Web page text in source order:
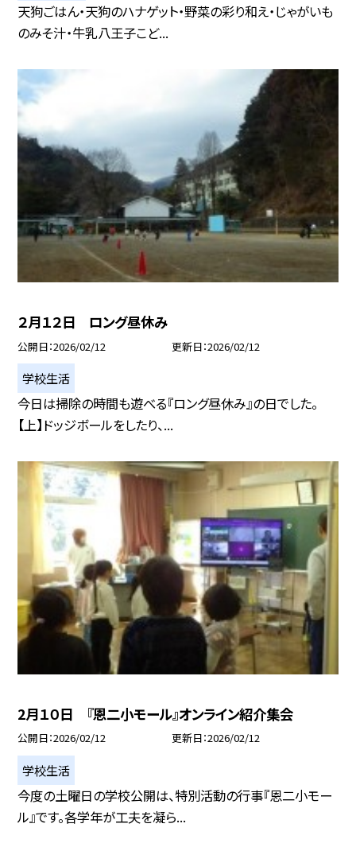
天狗ごはん・天狗のハナゲット・野菜の彩り和え・じゃがいも
のみそ汁・牛乳八王子こど...
２月１２日 ロング昼休み
公開日 2026/02/12 更新日 2026/02/12
学校生活
今日は掃除の時間も遊べる『ロング昼休み』の日でした。
【上】ドッジボールをしたり、...
2月１０日 『恩二小モール』オンライン紹介集会
公開日 2026/02/12 更新日 2026/02/12
学校生活
今度の土曜日の学校公開は、特別活動の行事『恩二小モー
ル』です。各学年が工夫を凝ら...